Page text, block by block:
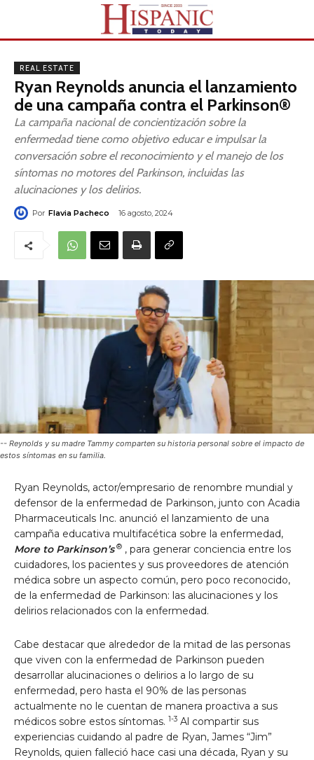
REAL ESTATE
Ryan Reynolds anuncia el lanzamiento
de una campaña contra el Parkinson®
La campaña nacional de concientización sobre la
enfermedad tiene como objetivo educar e impulsar la
conversación sobre el reconocimiento y el manejo de los
síntomas no motores del Parkinson, incluidas las
alucinaciones y los delirios.
Por Flavia Pacheco 16 agosto, 2024
-- Reynolds y su madre Tammy comparten su historia personal sobre el impacto de
estos síntomas en su familia.
Ryan Reynolds, actor/empresario de renombre mundial y
defensor de la enfermedad de Parkinson, junto con Acadia
Pharmaceuticals Inc. anunció el lanzamiento de una
campaña educativa multifacética sobre la enfermedad,
More to Parkinson’s® , para generar conciencia entre los
cuidadores, los pacientes y sus proveedores de atención
médica sobre un aspecto común, pero poco reconocido,
de la enfermedad de Parkinson: las alucinaciones y los
delirios relacionados con la enfermedad.
Cabe destacar que alrededor de la mitad de las personas
que viven con la enfermedad de Parkinson pueden
desarrollar alucinaciones o delirios a lo largo de su
enfermedad, pero hasta el 90% de las personas
actualmente no le cuentan de manera proactiva a sus
médicos sobre estos síntomas. 1-3 Al compartir sus
experiencias cuidando al padre de Ryan, James “Jim”
Reynolds, quien falleció hace casi una década, Ryan y su